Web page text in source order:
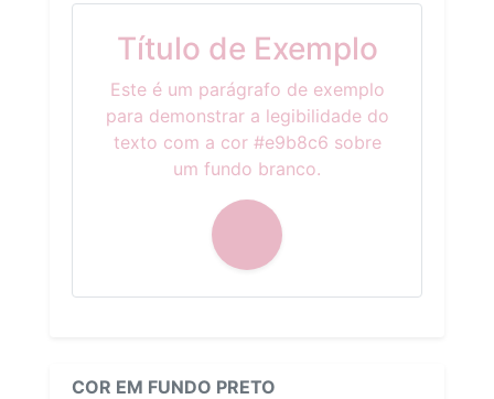
Título de Exemplo
Este é um parágrafo de exemplo
para demonstrar a legibilidade do
texto com a cor #e9b8c6 sobre
um fundo branco.
COR EM FUNDO PRETO